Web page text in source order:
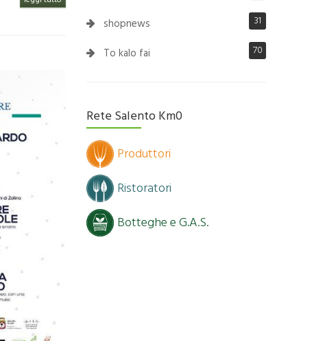
shopnews 31
To kalo fai 70
Rete Salento Km0
Produttori
Ristoratori
Botteghe e G.A.S.